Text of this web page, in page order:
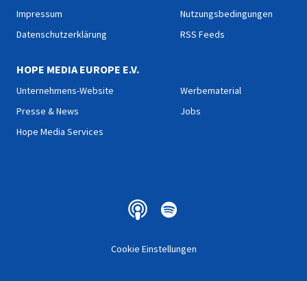
Impressum
Datenschutzerklärung
Nutzungsbedingungen
RSS Feeds
HOPE MEDIA EUROPE E.V.
Unternehmens-Website
Presse & News
Hope Media Services
Werbematerial
Jobs
Cookie Einstellungen